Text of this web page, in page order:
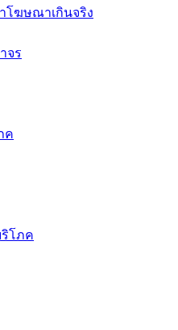
โฆษณาเกินจริง
จร
ค
โภค